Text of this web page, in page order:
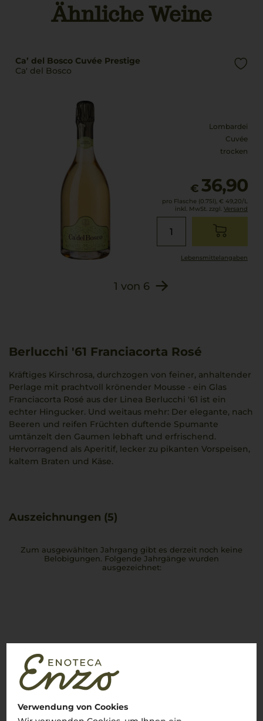
Verwendung von Cookies
Ähnliche Weine
Ca’ del Bosco Cuvée Prestige
Ca' del Bosco
Lombardei
Cuvée
trocken
€ 36,90
pro Flasche (0.75l), € 49,20/L
inkl. MwSt. zzgl. Versand
Lebensmittel­angaben
1 von 6
Berlucchi '61 Franciacorta Rosé
Kräftiges Kirschrosa, durchzogen von feiner, anhaltender
Perlage mit prachtvoll krönender Mousse - ein Glas
Franciacorta Rosé aus der Linea Berlucchi '61 ist ein
echter Hingucker. Und weitaus mehr: Der elegante, nach
Beeren und reifen Früchten duftende Spumante
umtänzelt den Gaumen lebhaft und erfrischend.
Hervorragend als Aperitif, lecker zu pikanten Vorspeisen,
kaltem Braten und Käse.
Auszeichnungen (5)
Zum ausgewählten Jahrgang gibt es derzeit noch keine
Belobigungen. Folgende Jahrgänge wurden
ausgezeichnet:
Kundenbewertungen (0)
Es ist noch keine